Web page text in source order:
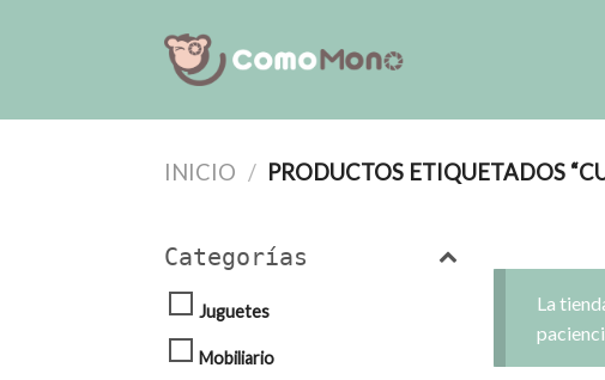
INICIO / PRODUCTOS ETIQUETADOS
Categorías
Juguetes
Mobiliario
La